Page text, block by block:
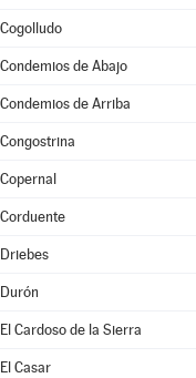
Cogolludo
Condemios de Abajo
Condemios de Arriba
Congostrina
Copernal
Corduente
Driebes
Durón
El Cardoso de la Sierra
El Casar